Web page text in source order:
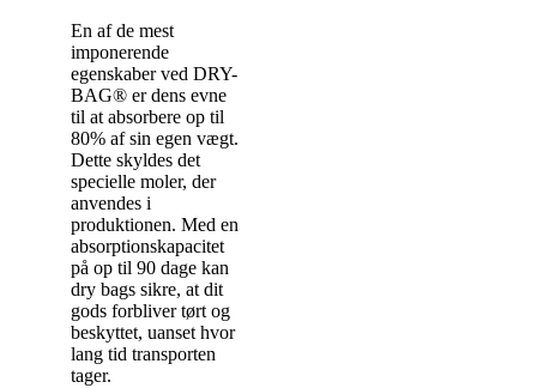
En af de mest
imponerende
egenskaber ved DRY-
BAG® er dens evne
til at absorbere op til
80% af sin egen vægt.
Dette skyldes det
specielle moler, der
anvendes i
produktionen. Med en
absorptionskapacitet
på op til 90 dage kan
dry bags sikre, at dit
gods forbliver tørt og
beskyttet, uanset hvor
lang tid transporten
tager.